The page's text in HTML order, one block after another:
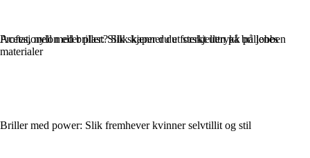
Profesjonell med briller: Slik skaper du et sterkt uttrykk på jobben
Briller med power: Slik fremhever kvinner selvtillit og stil
Acetat, nylon eller plast? Slik kjenner du forskjellen på brillenes
materialer